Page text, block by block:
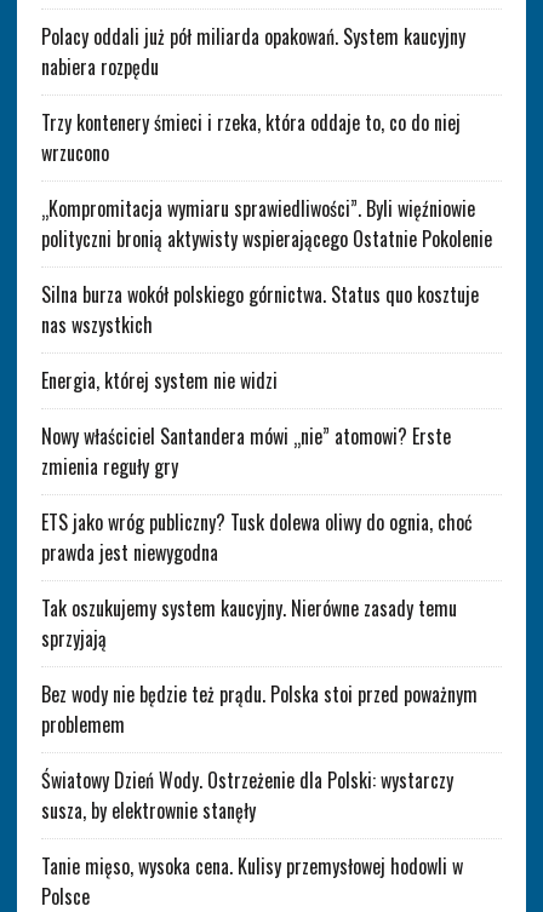
Polacy oddali już pół miliarda opakowań. System kaucyjny
nabiera rozpędu
Trzy kontenery śmieci i rzeka, która oddaje to, co do niej
wrzucono
„Kompromitacja wymiaru sprawiedliwości”. Byli więźniowie
polityczni bronią aktywisty wspierającego Ostatnie Pokolenie
Silna burza wokół polskiego górnictwa. Status quo kosztuje
nas wszystkich
Energia, której system nie widzi
Nowy właściciel Santandera mówi „nie” atomowi? Erste
zmienia reguły gry
ETS jako wróg publiczny? Tusk dolewa oliwy do ognia, choć
prawda jest niewygodna
Tak oszukujemy system kaucyjny. Nierówne zasady temu
sprzyjają
Bez wody nie będzie też prądu. Polska stoi przed poważnym
problemem
Światowy Dzień Wody. Ostrzeżenie dla Polski: wystarczy
susza, by elektrownie stanęły
Tanie mięso, wysoka cena. Kulisy przemysłowej hodowli w
Polsce